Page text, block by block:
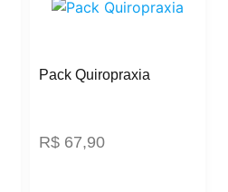
Pack Quiropraxia
R$ 67,90